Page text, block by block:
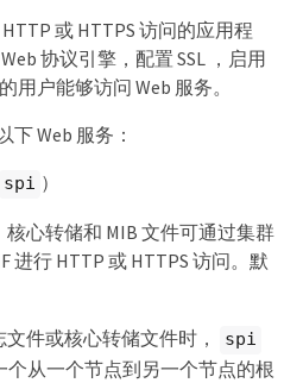
或 HTTPS 访问的应用程
协议引擎，配置 SSL ，启用
用户能够访问 Web 服务。
下 Web 服务：
spi ）
心转储和 MIB 文件可通过集群
进行 HTTP 或 HTTPS 访问。默
件或核心转储文件时， spi
个从一个节点到另一个节点的根